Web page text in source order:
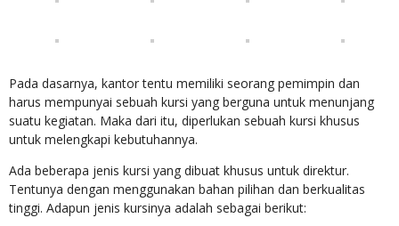
Pada dasarnya, kantor tentu memiliki seorang pemimpin dan
harus mempunyai sebuah kursi yang berguna untuk menunjang
suatu kegiatan. Maka dari itu, diperlukan sebuah kursi khusus
untuk melengkapi kebutuhannya.
Ada beberapa jenis kursi yang dibuat khusus untuk direktur.
Tentunya dengan menggunakan bahan pilihan dan berkualitas
tinggi. Adapun jenis kursinya adalah sebagai berikut: